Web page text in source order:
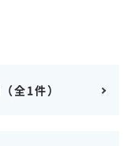
（全1件）